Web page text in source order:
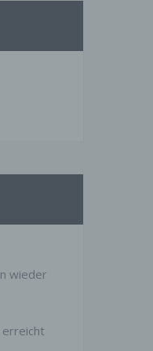
wieder
erreicht